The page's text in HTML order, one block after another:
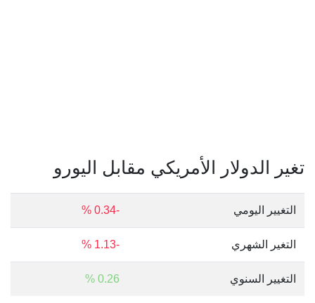
تغير الدولار الأمريكي مقابل اليورو
التغيير اليومي -0.34 %
التغير الشهري -1.13 %
التغيير السنوي 0.26 %